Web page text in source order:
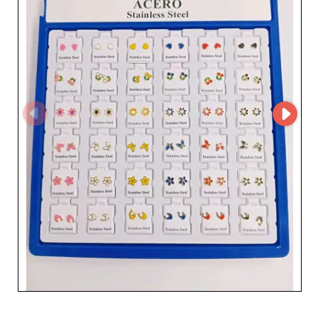
mais aussi pour la fiabilité de ses services. Fort de son
expérience, ce fournisseur s'engage à garantir une
livraison rapide et sécurisée, facilitée par l'utilisation de
MicroStore, plateforme qui optimise considérablement la
gestion des commandes et la communication. Cette
technologie avancée assure une transparence totale et
une efficacité accrue, rendant le processus d'achat
simple et agréable pour les revendeurs. Opter pour Tang
Tammy s.l., c'est aussi bénéficier d'un partenaire de
confiance qui comprend les besoins spécifiques des
professionnels du secteur de la mode. Les tarifs
compétitifs et les conditions flexibles leur permettent de
s'adapter à toutes les tailles d'entreprise, qu'il s'agisse de
petites boutiques indépendantes ou de grandes chaînes
de magasins. En collaborant avec Tang Tammy s.l., les
détaillants peuvent être assurés d'une offre produit
novatrice et d'un support client dédié, agrémentés d'une
expertise approfondie du marché. Ce grossiste est
véritablement un allié précieux dans le développement
de votre business, vous aidant à séduire et fidéliser votre
clientèle avec des accessoires incontournables et de
qualité.